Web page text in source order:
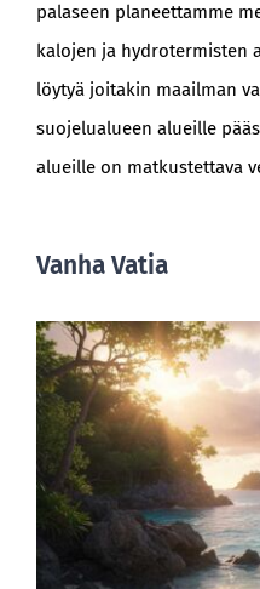
palaseen planeettamme
kalojen ja hydrotermisten
löytyä joitakin maailman
suojelualueen alueille
alueille on matkustettava
Vanha Vatia